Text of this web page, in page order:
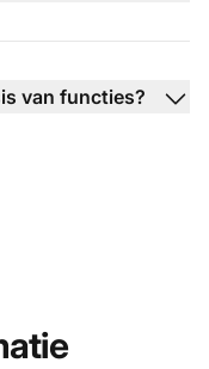
van functies?